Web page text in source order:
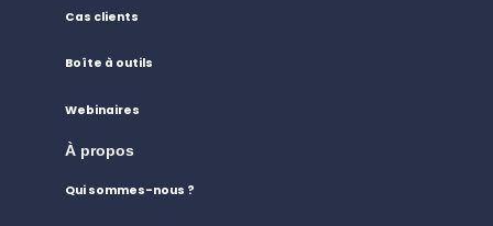
Cas clients
Boîte à outils
Webinaires
À propos
Qui sommes-nous ?